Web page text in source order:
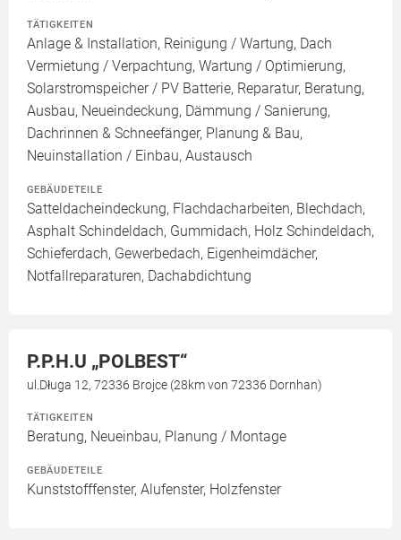
TÄTIGKEITEN
Anlage & Installation, Reinigung / Wartung, Dach
Vermietung / Verpachtung, Wartung / Optimierung,
Solarstromspeicher / PV Batterie, Reparatur, Beratung,
Ausbau, Neueindeckung, Dämmung / Sanierung,
Dachrinnen & Schneefänger, Planung & Bau,
Neuinstallation / Einbau, Austausch
GEBÄUDETEILE
Satteldacheindeckung, Flachdacharbeiten, Blechdach,
Asphalt Schindeldach, Gummidach, Holz Schindeldach,
Schieferdach, Gewerbedach, Eigenheimdächer,
Notfallreparaturen, Dachabdichtung
P.P.H.U „POLBEST“
ul.Długa 12, 72336 Brojce (28km von 72336 Dornhan)
TÄTIGKEITEN
Beratung, Neueinbau, Planung / Montage
GEBÄUDETEILE
Kunststofffenster, Alufenster, Holzfenster